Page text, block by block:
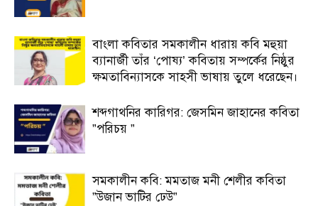
বাংলা কবিতার সমকালীন ধারায় কবি মহুয়া
ব্যানার্জী তাঁর ‘পোষ্য’ কবিতায় সম্পর্কের নিষ্ঠুর
ক্ষমতাবিন্যাসকে সাহসী ভাষায় তুলে ধরেছেন।
শব্দগাথনির কারিগর: জেসমিন জাহানের কবিতা
”পরিচয় ”
সমকালীন কবি: মমতাজ মনী শেলীর কবিতা
”উজান ভাটির ঢেউ”